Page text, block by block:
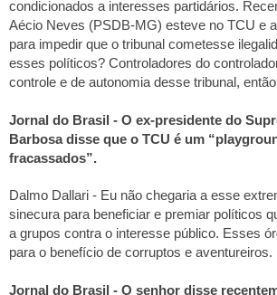
condicionados a interesses partidários.
Aécio Neves (PSDB-MG) esteve no TCU e
para impedir que o tribunal cometesse
esses políticos? Controladores do
controle e de autonomia desse tribunal,
Jornal do Brasil - O ex-presidente do
Barbosa disse que o TCU é um
fracassados”.
Dalmo Dallari - Eu não chegaria a esse
sinecura para beneficiar e premiar políticos
a grupos contra o interesse público. Esses
para o benefício de corruptos e aventureiros.
Jornal do Brasil - O senhor disse